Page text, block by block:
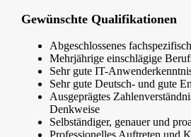
Gewünschte Qualifikationen
Abgeschlossenes
Mehrjährige einschlägige
Sehr gute IT-
Sehr gute Deutsch- und gute
Ausgeprägtes
Denkweise
Selbständiger, genauer und